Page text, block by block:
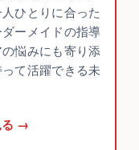
ひとりに合った
ーメイドの指導
悩みにも寄り添
て活躍できる未